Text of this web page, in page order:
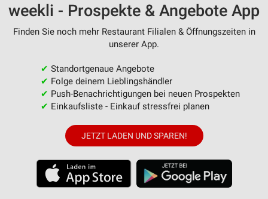
weekli - Prospekte & Angebote App
Finden Sie noch mehr Restaurant Filialen & Öffnungszeiten in
unserer App.
✔ Standortgenaue Angebote
✔ Folge deinem Lieblingshändler
✔ Push-Benachrichtigungen bei neuen Prospekten
✔ Einkaufsliste - Einkauf stressfrei planen
JETZT LADEN UND SPAREN!